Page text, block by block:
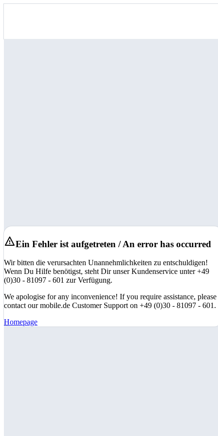
Ein Fehler ist aufgetreten / An error has occurred
Wir bitten die verursachten Unannehmlichkeiten zu entschuldigen!
Wenn Du Hilfe benötigst, steht Dir unser Kundenservice unter +49
(0)30 - 81097 - 601 zur Verfügung.
We apologise for any inconvenience! If you require assistance, please
contact our mobile.de Customer Support on +49 (0)30 - 81097 - 601.
Homepage